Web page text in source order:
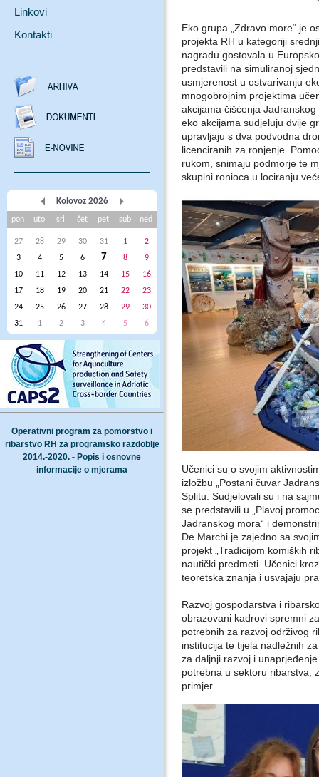
Linkovi
Kontakti
Kolovoz 2026
pon uto sri čet pet sub ned
27 28 29 30 31 1
2
3
4 5 6 7 8
9
10
11 12 13 14 15
16
17
18 19 20 21 22
23
24
25 26 27 28 29
30
31
1 2 3 4 5 6
Operativni program za pomorstvo i
ribarstvo RH za programsko razdoblje
2014.-2020. - Popis i osnovne
informacije o mjerama
Eko grupa „Zdravo more“ je
projekta RH u kategoriji
nagradu gostovala u
predstavili na simuliranoj
usmjerenost u ostvarivanju
mnogobrojnim projektima
akcijama čišćenja
eko akcijama sudjeluju dvije
upravljaju s dva podvodna
licenciranih za ronjenje.
rukom, snimaju podmorje te
skupini ronioca u lociranju
Učenici su o svojim
izložbu „Postani čuvar
Splitu. Sudjelovali su i na
se predstavili u „Plavoj
Jadranskog mora“ i
De Marchi je zajedno sa
projekt „Tradicijom komiških
nautički predmeti. Učenici
teoretska znanja i usvajaju
Razvoj gospodarstva i
obrazovani kadrovi spremni
potrebnih za razvoj održivog
institucija te tijela nadležnih
za daljnji razvoj i
potrebna u sektoru ribarstva,
primjer.